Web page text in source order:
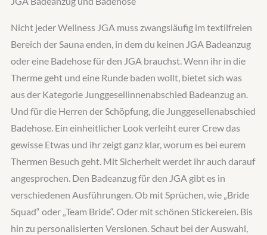
Nicht jeder Wellness JGA muss zwangsläufig im textilfreien
Bereich der Sauna enden, in dem du keinen JGA Badeanzug
oder eine Badehose für den JGA brauchst. Wenn ihr in die
Therme geht und eine Runde baden wollt, bietet sich was
aus der Kategorie Junggesellinnenabschied Badeanzug an.
Und für die Herren der Schöpfung, die Junggesellenabschied
Badehose. Ein einheitlicher Look verleiht eurer Crew das
gewisse Etwas und ihr zeigt ganz klar, worum es bei eurem
Thermen Besuch geht. Mit Sicherheit werdet ihr auch darauf
angesprochen. Den Badeanzug für den JGA gibt es in
verschiedenen Ausführungen. Ob mit Sprüchen, wie „Bride
Squad“ oder „Team Bride“. Oder mit schönen Stickereien. Bis
hin zu personalisierten Versionen. Schaut bei der Auswahl,